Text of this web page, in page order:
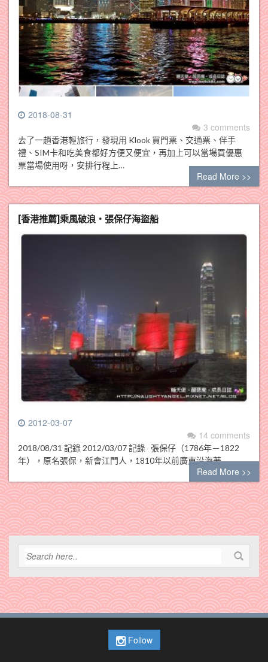
2018-08-31
3 comments
去了一趟香港輕旅行，發現用 Klook 買門票、交通票、伴手
禮、SIM卡和吃美食都好方便又便宜，再加上可以當場買優惠
票當場使用呀，安排行程上…
Read More >>
[香港推薦]乘風破浪‧張保仔海盜船
2012-03-07
14 comments
2018/08/31 記錄 2012/03/07 記錄 張保仔（1786年－1822
年），原名張保，新會江門人，1810年以前廣東沿海著…
Read More >>
Follow